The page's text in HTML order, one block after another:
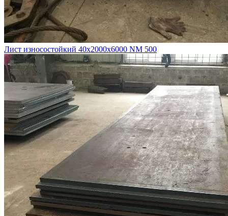
Лист износостойкий 40х2000х6000 NM 500